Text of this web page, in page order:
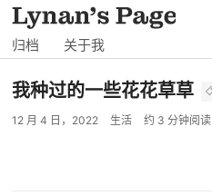
归档 关于我
我种过的一些花花草草
12 月 4 日，2022 生活 约 3 分钟阅读